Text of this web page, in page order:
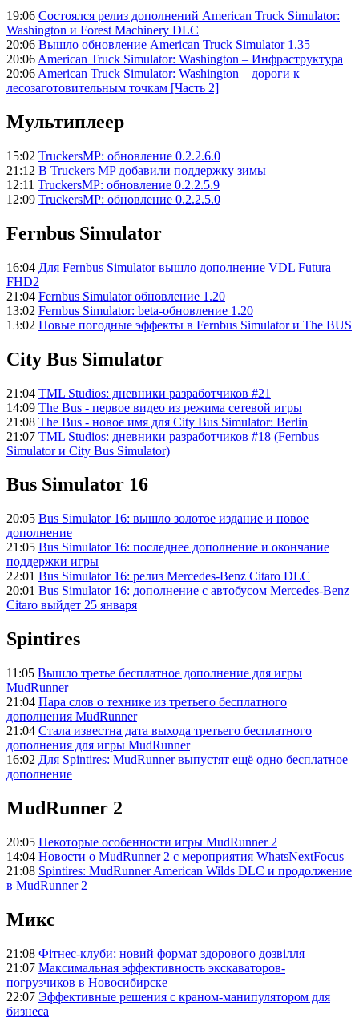
19:06 Состоялся релиз дополнений American Truck Simulator:
Washington и Forest Machinery DLC
20:06 Вышло обновление American Truck Simulator 1.35
20:06 American Truck Simulator: Washington – Инфраструктура
20:06 American Truck Simulator: Washington – дороги к
лесозаготовительным точкам [Часть 2]
Мультиплеер
15:02 TruckersMP: обновление 0.2.2.6.0
21:12 В Truckers MP добавили поддержку зимы
12:11 TruckersMP: обновление 0.2.2.5.9
12:09 TruckersMP: обновление 0.2.2.5.0
Fernbus Simulator
16:04 Для Fernbus Simulator вышло дополнение VDL Futura
FHD2
21:04 Fernbus Simulator обновление 1.20
13:02 Fernbus Simulator: beta-обновление 1.20
13:02 Новые погодные эффекты в Fernbus Simulator и The BUS
City Bus Simulator
21:04 TML Studios: дневники разработчиков #21
14:09 The Bus - первое видео из режима сетевой игры
21:08 The Bus - новое имя для City Bus Simulator: Berlin
21:07 TML Studios: дневники разработчиков #18 (Fernbus
Simulator и City Bus Simulator)
Bus Simulator 16
20:05 Bus Simulator 16: вышло золотое издание и новое
дополнение
21:05 Bus Simulator 16: последнее дополнение и окончание
поддержки игры
22:01 Bus Simulator 16: релиз Mercedes-Benz Citaro DLC
20:01 Bus Simulator 16: дополнение с автобусом Mercedes-Benz
Citaro выйдет 25 января
Spintires
11:05 Вышло третье бесплатное дополнение для игры
MudRunner
21:04 Пара слов о технике из третьего бесплатного
дополнения MudRunner
21:04 Стала известна дата выхода третьего бесплатного
дополнения для игры MudRunner
16:02 Для Spintires: MudRunner выпустят ещё одно бесплатное
дополнение
MudRunner 2
20:05 Некоторые особенности игры MudRunner 2
14:04 Новости о MudRunner 2 с мероприятия WhatsNextFocus
21:08 Spintires: MudRunner American Wilds DLC и продолжение
в MudRunner 2
Микс
21:08 Фітнес-клуби: новий формат здорового дозвілля
21:07 Максимальная эффективность экскаваторов-
погрузчиков в Новосибирске
22:07 Эффективные решения с краном-манипулятором для
бизнеса